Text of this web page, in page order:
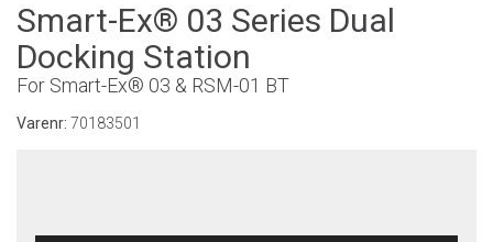
Smart-Ex® 03 Series Dual
Docking Station
For Smart-Ex® 03 & RSM-01 BT
Varenr: 70183501